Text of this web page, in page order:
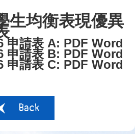
生均衡表現優異
申請表 A: PDF Word
申請表 B: PDF Word
申請表 C: PDF Word
Back